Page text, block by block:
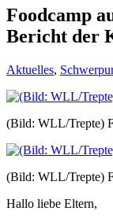
Foodcamp
Bericht der
Aktuelles,
(Bild: WLL/Trepte)
(Bild: WLL/Trepte)
Hallo liebe Eltern,